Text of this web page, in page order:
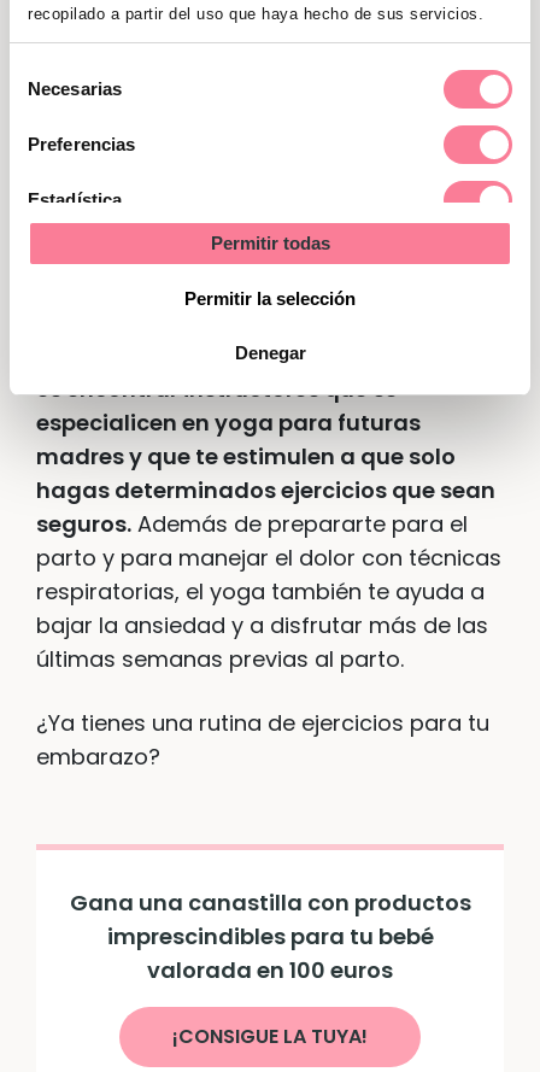
recopilado a partir del uso que haya hecho de sus servicios.
Necesarias
Preferencias
Estadística
Permitir todas
Permitir la selección
Denegar
puedes provocarte una lesión si te exiges
demasiado.
Es el ejercicio perfecto en cualquier
momento del embarazo, pero más aún en
el tercer trimestre. Incluso lo pueden
realizar algunas mujeres que, con un
contraindicados otros ejercicios.
es encontrar instructores que se
especialicen en yoga para futuras
madres y que te estimulen a que solo
hagas determinados ejercicios que sean
seguros. Además de prepararte para el
parto y para manejar el dolor con técnicas
respiratorias, el yoga también te ayuda a
bajar la ansiedad y a disfrutar más de las
últimas semanas previas al parto.
¿Ya tienes una rutina de ejercicios para tu
embarazo?
Gana una canastilla con productos
imprescindibles para tu bebé
valorada en 100 euros
¡CONSIGUE LA TUYA!